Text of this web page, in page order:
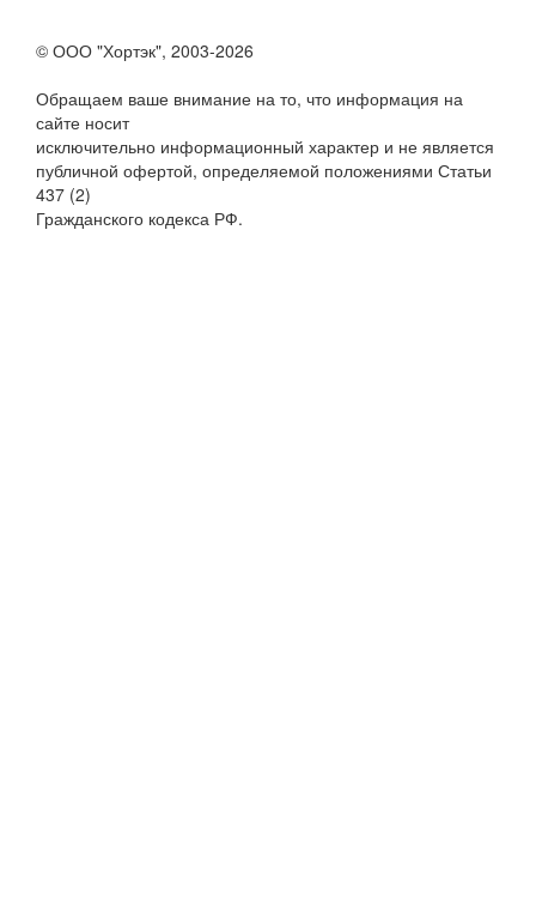
© ООО "Хортэк", 2003-2026
Обращаем ваше внимание на то, что информация на
сайте носит
исключительно информационный характер и не является
публичной офертой, определяемой положениями Статьи
437 (2)
Гражданского кодекса РФ.